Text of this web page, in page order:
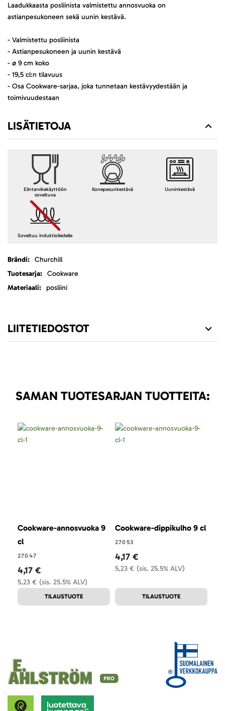
Laadukkaasta posliinista valmistettu annosvuoka on
astianpesukoneen sekä uunin kestävä.
- Valmistettu posliinista
- Astianpesukoneen ja uunin kestävä
- ø 9 cm koko
- 19,5 cl:n tilavuus
- Osa Cookware-sarjaa, joka tunnetaan kestävyydestään ja
toimivuudestaan
LISÄTIETOJA
Elintarvikekäyttöön
soveltuva
Konepesunkestävä Uuninkestävä
Soveltuu induktioliedelle
LisätietojaChurchill
Cookware
posliini
LIITETIEDOSTOT
SAMAN TUOTESARJAN TUOTTEITA:
Cookware-annosvuoka 9
cl
27047
(sis. 25.5% ALV)
5,23 €
4,17 €
TILAUSTUOTE
Cookware-dippikulho 9 cl
27053
(sis. 25.5% ALV)
5,23 €
4,17 €
TILAUSTUOTE